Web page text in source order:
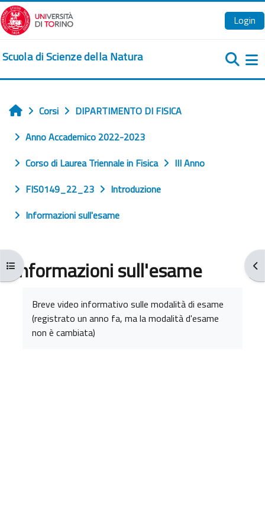
Vai al contenuto principale
Login
Scuola di Scienze della Natura
Apri indice del corso
Home
Corsi
DIPARTIMENTO DI FISICA
Anno Accademico 2022-2023
Corso di Laurea Triennale in Fisica
III Anno
FIS0149_22_23
Introduzione
Informazioni sull'esame
Informazioni sull'esame
Breve video informativo sulle modalità di esame
(registrato un anno fa, ma la modalità d'esame
non è cambiata)